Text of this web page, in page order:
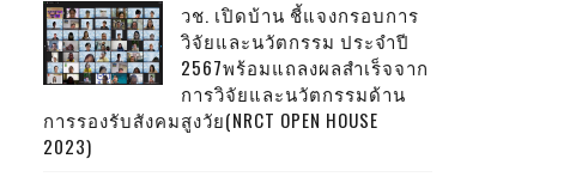
วช. เปิดบ้าน ชี้แจงกรอบการ
วิจัยและนวัตกรรม ประจำปี
2567พร้อมแถลงผลสำเร็จจาก
การวิจัยและนวัตกรรมด้าน
การรองรับสังคมสูงวัย(NRCT OPEN HOUSE
2023)